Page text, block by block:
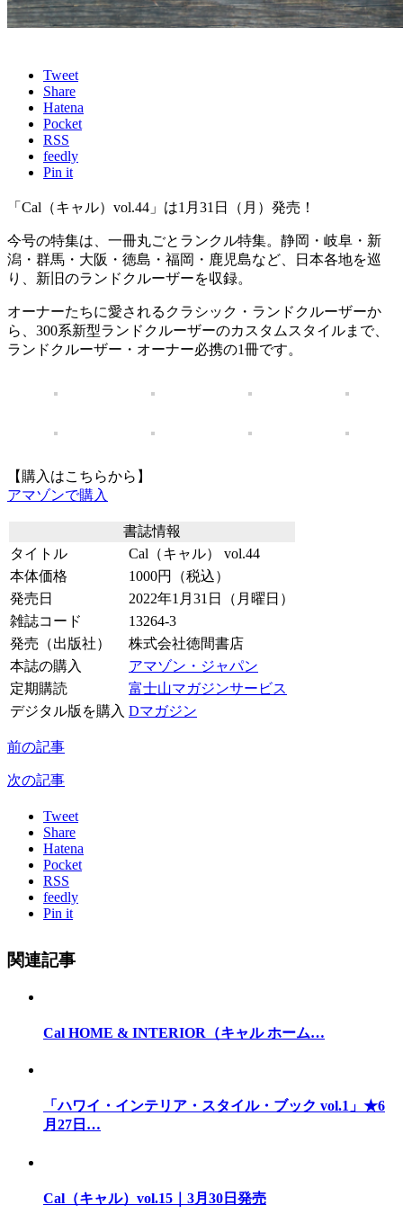
Tweet
Share
Hatena
Pocket
RSS
feedly
Pin it
「Cal（キャル）vol.44」は1月31日（月）発売！
今号の特集は、一冊丸ごとランクル特集。静岡・岐阜・新
潟・群馬・大阪・徳島・福岡・鹿児島など、日本各地を巡
り、新旧のランドクルーザーを収録。
オーナーたちに愛されるクラシック・ランドクルーザーか
ら、300系新型ランドクルーザーのカスタムスタイルまで、
ランドクルーザー・オーナー必携の1冊です。
【購入はこちらから】
アマゾンで購入
書誌情報
タイトル
Cal（キャル） vol.44
本体価格
1000円（税込）
発売日
2022年1月31日（月曜日）
雑誌コード
13264-3
発売（出版社）
株式会社徳間書店
本誌の購入
アマゾン・ジャパン
定期購読
富士山マガジンサービス
デジタル版を購入 Dマガジン
前の記事
次の記事
Tweet
Share
Hatena
Pocket
RSS
feedly
Pin it
関連記事
Cal HOME & INTERIOR（キャル ホーム…
「ハワイ・インテリア・スタイル・ブック vol.1」★6
月27日…
Cal（キャル）vol.15｜3月30日発売